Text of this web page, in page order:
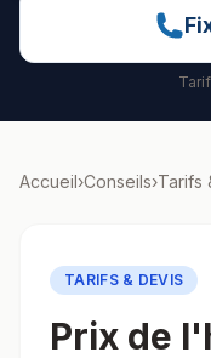
Accueil›Conseils›Tarifs
TARIFS & DEVIS
Prix de